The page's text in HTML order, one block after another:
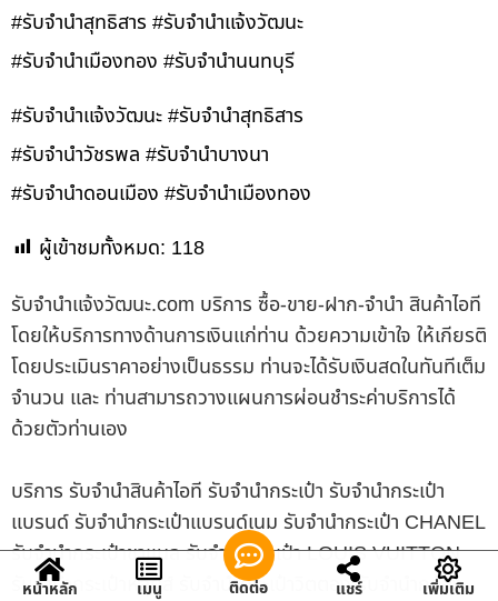
#รับจำนำสุทธิสาร #รับจำนำแจ้งวัฒนะ
#รับจำนำเมืองทอง #รับจำนำนนทบุรี
#รับจำนำแจ้งวัฒนะ #รับจำนำสุทธิสาร
#รับจำนำวัชรพล #รับจำนำบางนา
#รับจำนำดอนเมือง #รับจำนำเมืองทอง
ผู้เข้าชมทั้งหมด: 118
รับจํานําแจ้งวัฒนะ.com บริการ ซื้อ-ขาย-ฝาก-จำนำ สินค้าไอที
โดยให้บริการทางด้านการเงินแก่ท่าน ด้วยความเข้าใจ ให้เกียรติ
โดยประเมินราคาอย่างเป็นธรรม ท่านจะได้รับเงินสดในทันทีเต็ม
จำนวน และ ท่านสามารถวางแผนการผ่อนชำระค่าบริการได้
ด้วยตัวท่านเอง
บริการ รับจำนำสินค้าไอที รับจำนำกระเป๋า รับจำนำกระเป๋า
แบรนด์ รับจำนำกระเป๋าแบรนด์เนม รับจำนำกระเป๋า CHANEL
รับจำนำกระเป๋าชาแนล รับจำนำกระเป๋า LOUIS VUITTON
รับจำนำกระเป๋าหลุยส์ รับจำนำกระเป๋าวิตตอง รับจำนำกล้อง
หน้าหลัก เมนู ติดต่อ แชร์ เพิ่มเติม